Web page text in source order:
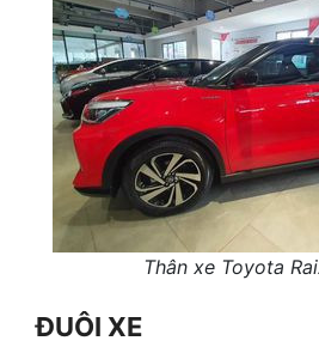
Thân xe Toyota
ĐUÔI XE